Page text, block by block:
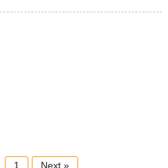
1 Next »